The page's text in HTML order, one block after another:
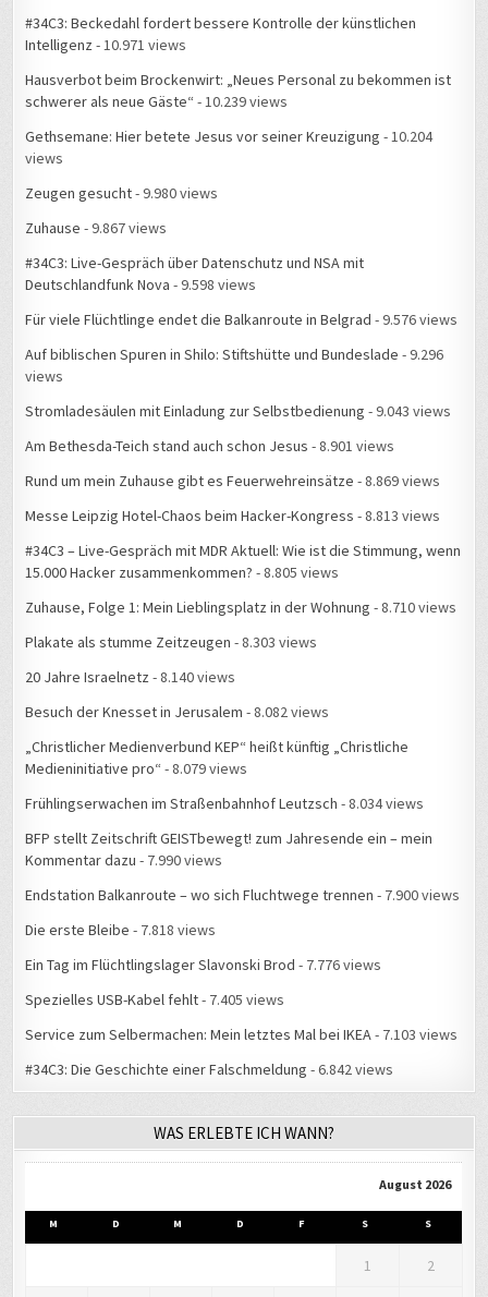
#34C3: Beckedahl fordert bessere Kontrolle der künstlichen
Intelligenz - 10.971 views
Hausverbot beim Brockenwirt: „Neues Personal zu bekommen ist
schwerer als neue Gäste“ - 10.239 views
Gethsemane: Hier betete Jesus vor seiner Kreuzigung - 10.204
views
Zeugen gesucht- 9.980 views
Zuhause - 9.867 views
#34C3: Live-Gespräch über Datenschutz und NSA mit
Deutschlandfunk Nova - 9.598 views
Für viele Flüchtlinge endet die Balkanroute in Belgrad - 9.576 views
Auf biblischen Spuren in Shilo: Stiftshütte und Bundeslade - 9.296
views
Stromladesäulen mit Einladung zur Selbstbedienung - 9.043 views
Am Bethesda-Teich stand auch schon Jesus - 8.901 views
Rund um mein Zuhause gibt es Feuerwehreinsätze - 8.869 views
Messe Leipzig Hotel-Chaos beim Hacker-Kongress - 8.813 views
#34C3 – Live-Gespräch mit MDR Aktuell: Wie ist die Stimmung, wenn
15.000 Hacker zusammenkommen? - 8.805 views
Zuhause, Folge 1: Mein Lieblingsplatz in der Wohnung - 8.710 views
Plakate als stumme Zeitzeugen - 8.303 views
20 Jahre Israelnetz - 8.140 views
Besuch der Knesset in Jerusalem - 8.082 views
„Christlicher Medienverbund KEP“ heißt künftig „Christliche
Medieninitiative pro“ - 8.079 views
Frühlingserwachen im Straßenbahnhof Leutzsch - 8.034 views
BFP stellt Zeitschrift GEISTbewegt! zum Jahresende ein – mein
Kommentar dazu - 7.990 views
Endstation Balkanroute – wo sich Fluchtwege trennen - 7.900 views
Die erste Bleibe - 7.818 views
Ein Tag im Flüchtlingslager Slavonski Brod - 7.776 views
Spezielles USB-Kabel fehlt- 7.405 views
Service zum Selbermachen: Mein letztes Mal bei IKEA- 7.103 views
#34C3: Die Geschichte einer Falschmeldung - 6.842 views
WAS ERLEBTE ICH WANN?
August 2026
M D M D F S S
1 2